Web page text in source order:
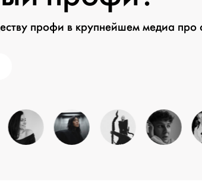
профи в крупнейшем медиа про